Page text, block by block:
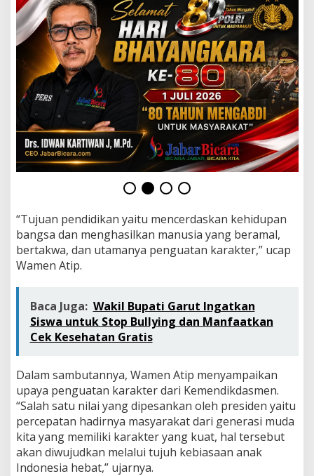
G
e
r
s
“Tujuan pendidikan yaitu mencerdaskan kehidupan
bangsa dan menghasilkan manusia yang beramal,
bertakwa, dan utamanya penguatan karakter,” ucap
Wamen Atip.
Baca Juga: ‎Wakil Bupati Garut Ingatkan
Siswa untuk Stop Bullying dan Manfaatkan
Cek Kesehatan Gratis
Dalam sambutannya, Wamen Atip menyampaikan
upaya penguatan karakter dari Kemendikdasmen.
“Salah satu nilai yang dipesankan oleh presiden yaitu
percepatan hadirnya masyarakat dari generasi muda
kita yang memiliki karakter yang kuat, hal tersebut
akan diwujudkan melalui tujuh kebiasaan anak
Indonesia hebat,” ujarnya.